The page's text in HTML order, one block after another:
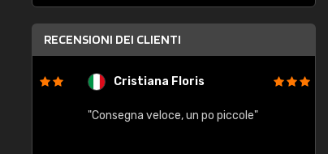
RECENSIONI DEI CLIENTI
Cristiana Floris
"Consegna veloce, un po piccole"